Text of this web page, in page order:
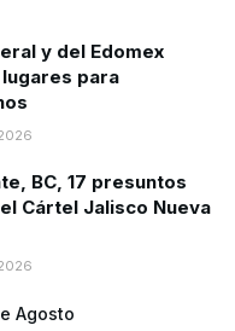
y del Edomex
para
BC, 17 presuntos
Cártel Jalisco Nueva
Agosto